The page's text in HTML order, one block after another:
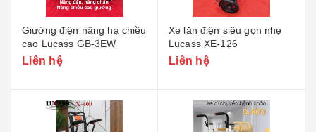
Giường điện nâng hạ chiều
cao Lucass GB-3EW
Liên hệ
Xe lăn điện siêu gọn nhẹ
Lucass XE-126
Liên hệ